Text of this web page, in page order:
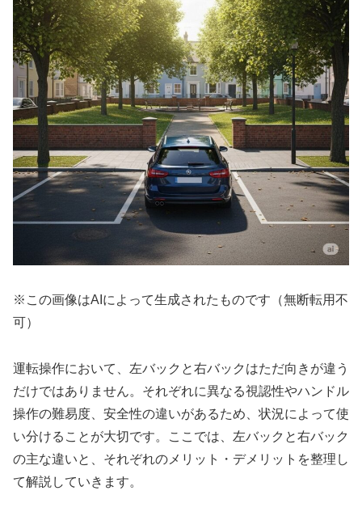
※この画像はAIによって生成されたものです（無断転用不
可）
運転操作において、左バックと右バックはただ向きが違う
だけではありません。それぞれに異なる視認性やハンドル
操作の難易度、安全性の違いがあるため、状況によって使
い分けることが大切です。ここでは、左バックと右バック
の主な違いと、それぞれのメリット・デメリットを整理し
て解説していきます。